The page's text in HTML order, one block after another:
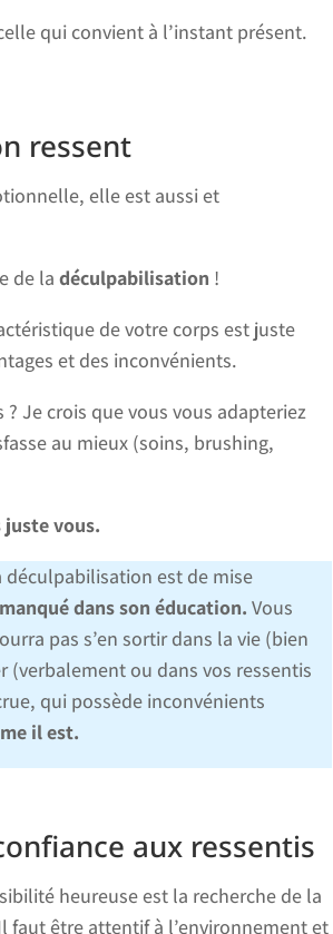
qui convient à l’instant présent.
ressent
elle est aussi et
de la déculpabilisation !
de votre corps est juste
et des inconvénients.
Je crois que vous vous adapteriez
au mieux (soins, brushing,
juste vous.
déculpabilisation est de mise
dans son éducation. Vous
pas s’en sortir dans la vie (bien
(verbalement ou dans vos ressentis
qui possède inconvénients
il est.
aux ressentis
heureuse est la recherche de la
faut être attentif à l’environnement et